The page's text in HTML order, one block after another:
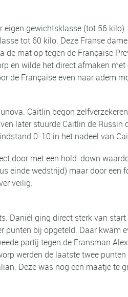
gewichtsklasse (tot 56
tot 60 kilo. Deze Franse
mat op tegen de Française
en wilde het direct afmaken
de Française even naar adem
Caitlin begon
later stuurde Caitlin de Russin
0-10 in het nadeel van
door met een hold-down
einde wedstrijd) maar door een
veilig.
Daniël ging direct sterk van
bij opgeteld. Daar kwam
partij tegen de Fransman
werden de laatste twee
Deze was nog een maatje te